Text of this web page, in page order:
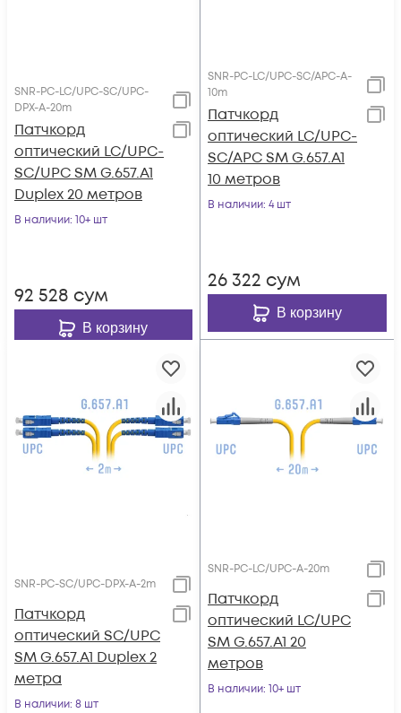
SNR-PC-LC/UPC-SC/UPC-
DPX-A-20m
Патчкорд
оптический LC/UPC-
SC/UPC SM G.657.A1
Duplex 20 метров
В наличии: 10+ шт
92 528 сум
В корзину
SNR-PC-LC/UPC-SC/APC-A-
10m
Патчкорд
оптический LC/UPC-
SC/APC SM G.657.A1
10 метров
В наличии: 4 шт
26 322 сум
В корзину
SNR-PC-SC/UPC-DPX-A-2m
Патчкорд
оптический SC/UPC
SM G.657.A1 Duplex 2
метра
В наличии: 8 шт
SNR-PC-LC/UPC-A-20m
Патчкорд
оптический LC/UPC
SM G.657.A1 20
метров
В наличии: 10+ шт